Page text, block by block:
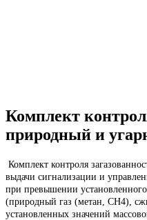
Комплект
природный и
Комплект контроля
выдачи сигнализации и
при превышении
(природный газ (метан, СН4),
установленных значений